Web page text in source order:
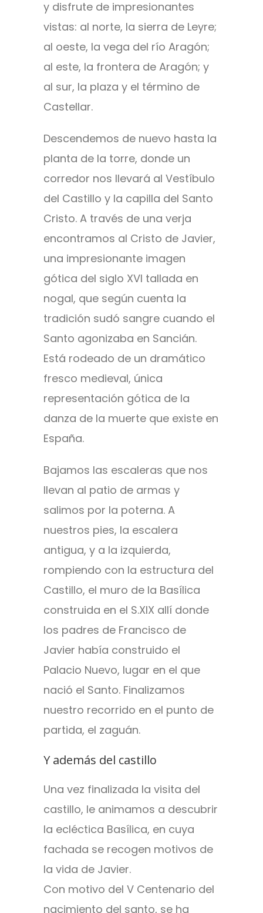
y disfrute de impresionantes
vistas: al norte, la sierra de Leyre;
al oeste, la vega del río Aragón;
al este, la frontera de Aragón; y
al sur, la plaza y el término de
Castellar.
Descendemos de nuevo hasta la
planta de la torre, donde un
corredor nos llevará al Vestíbulo
del Castillo y la capilla del Santo
Cristo. A través de una verja
encontramos al Cristo de Javier,
una impresionante imagen
gótica del siglo XVI tallada en
nogal, que según cuenta la
tradición sudó sangre cuando el
Santo agonizaba en Sancián.
Está rodeado de un dramático
fresco medieval, única
representación gótica de la
danza de la muerte que existe en
España.
Bajamos las escaleras que nos
llevan al patio de armas y
salimos por la poterna. A
nuestros pies, la escalera
antigua, y a la izquierda,
rompiendo con la estructura del
Castillo, el muro de la Basílica
construida en el S.XIX allí donde
los padres de Francisco de
Javier había construido el
Palacio Nuevo, lugar en el que
nació el Santo. Finalizamos
nuestro recorrido en el punto de
partida, el zaguán.
Y además del castillo
Una vez finalizada la visita del
castillo, le animamos a descubrir
la ecléctica Basílica, en cuya
fachada se recogen motivos de
la vida de Javier.
Con motivo del V Centenario del
nacimiento del santo, se ha